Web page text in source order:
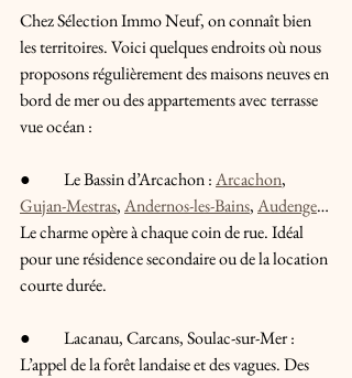
Chez Sélection Immo Neuf, on connaît bien
les territoires. Voici quelques endroits où nous
proposons régulièrement des maisons neuves en
bord de mer ou des appartements avec terrasse
vue océan :
●	Le Bassin d’Arcachon : Arcachon,
Gujan-Mestras, Andernos-les-Bains, Audenge…
Le charme opère à chaque coin de rue. Idéal
pour une résidence secondaire ou de la location
courte durée.
●	Lacanau, Carcans, Soulac-sur-Mer :
L’appel de la forêt landaise et des vagues. Des